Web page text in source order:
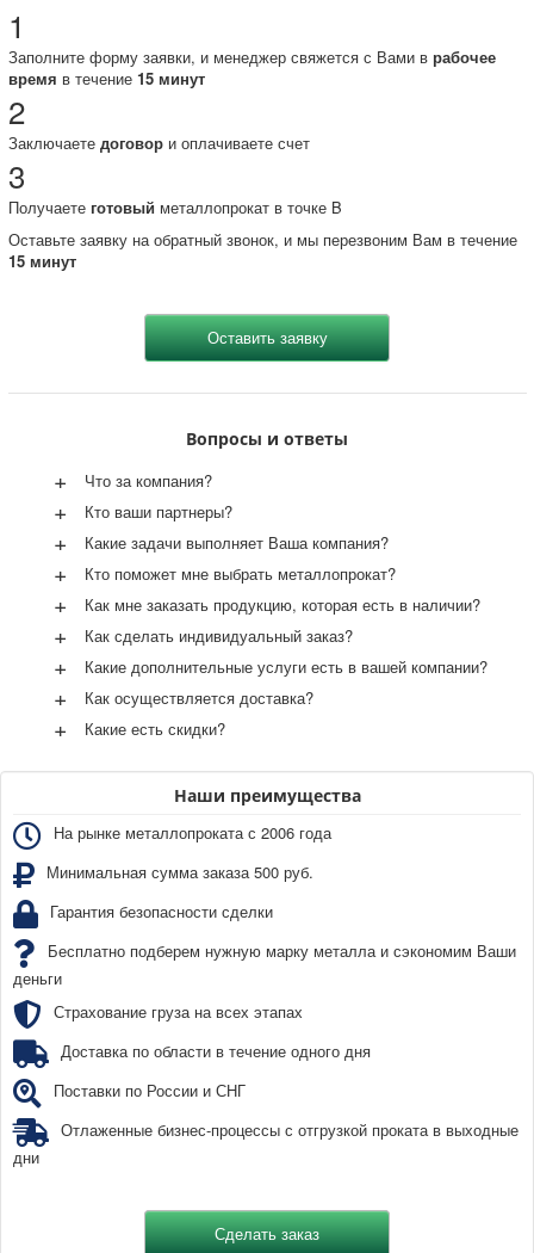
1
Заполните форму заявки, и менеджер свяжется с Вами в рабочее
время в течение 15 минут
2
Заключаете договори оплачиваете счет
3
Получаете готовый металлопрокат в точке B
Оставьте заявку на обратный звонок, и мы перезвоним Вам в течение
15 минут
Вопросы и ответы
+ Что за компания?
+ Кто ваши партнеры?
+ Какие задачи выполняет Ваша компания?
+ Кто поможет мне выбрать металлопрокат?
+ Как мне заказать продукцию, которая есть в наличии?
+ Как сделать индивидуальный заказ?
+ Какие дополнительные услуги есть в вашей компании?
+ Как осуществляется доставка?
+ Какие есть скидки?
Наши преимущества
На рынке металлопроката с 2006 года
Минимальная сумма заказа 500 руб.
Гарантия безопасности сделки
Бесплатно подберем нужную марку металла и сэкономим Ваши
деньги
Страхование груза на всех этапах
Доставка по области в течение одного дня
Поставки по России и СНГ
Отлаженные бизнес-процессы с отгрузкой проката в выходные
дни